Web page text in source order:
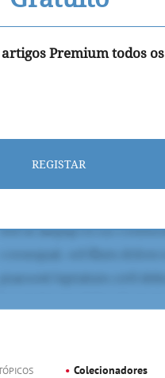
artigos Premium todos os
REGISTAR
Colecionadores